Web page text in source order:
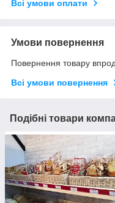
Всі умови оплати
Умови повернення
Повернення товару
Всі умови повернення
Подібні товари